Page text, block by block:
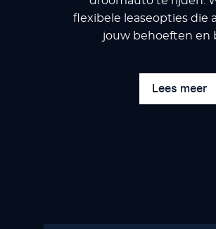
flexibele leaseopties die
jouw behoeften en
Lees meer